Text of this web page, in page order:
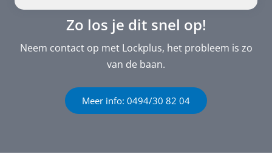
Zo los je dit snel op!
Neem contact op met Lockplus, het probleem is zo
van de baan.
Meer info: 0494/30 82 04